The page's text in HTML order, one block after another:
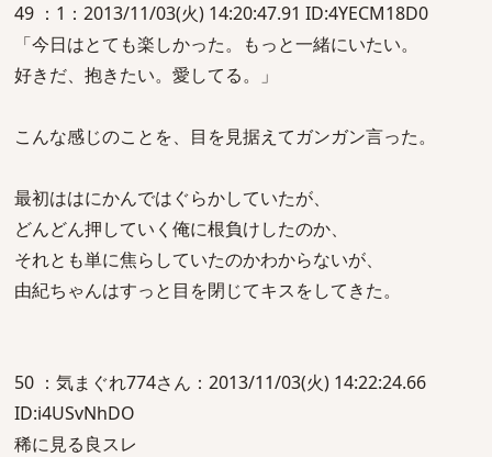
49 ：1：2013/11/03(火) 14:20:47.91 ID:4YECM18D0
「今日はとても楽しかった。もっと一緒にいたい。
好きだ、抱きたい。愛してる。」
こんな感じのことを、目を見据えてガンガン言った。
最初ははにかんではぐらかしていたが、
どんどん押していく俺に根負けしたのか、
それとも単に焦らしていたのかわからないが、
由紀ちゃんはすっと目を閉じてキスをしてきた。
50 ：気まぐれ774さん：2013/11/03(火) 14:22:24.66
ID:i4USvNhDO
稀に見る良スレ